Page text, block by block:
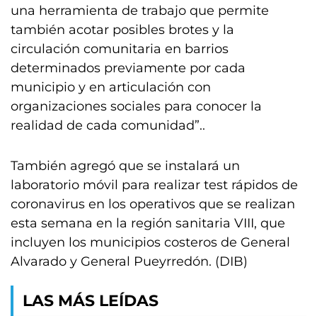
una herramienta de trabajo que permite
también acotar posibles brotes y la
circulación comunitaria en barrios
determinados previamente por cada
municipio y en articulación con
organizaciones sociales para conocer la
realidad de cada comunidad”..
También agregó que se instalará un
laboratorio móvil para realizar test rápidos de
coronavirus en los operativos que se realizan
esta semana en la región sanitaria VIII, que
incluyen los municipios costeros de General
Alvarado y General Pueyrredón. (DIB)
LAS MÁS LEÍDAS